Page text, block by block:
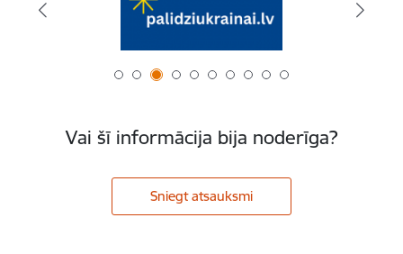
Vai šī informācija bija noderīga?
Sniegt atsauksmi